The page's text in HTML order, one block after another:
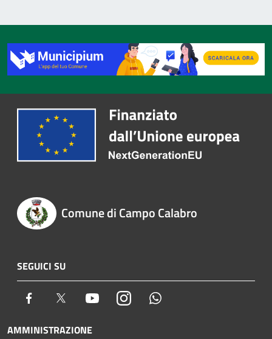
Comune di Campo Calabro
SEGUICI SU
Facebook Twitter YoutubeInstagram
AMMINISTRAZIONE